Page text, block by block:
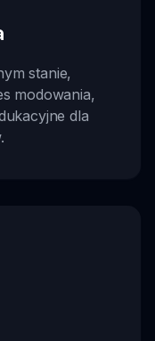
stanie,
modowania,
dla